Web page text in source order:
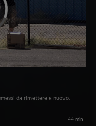
da rimettere a nuovo.
44 min